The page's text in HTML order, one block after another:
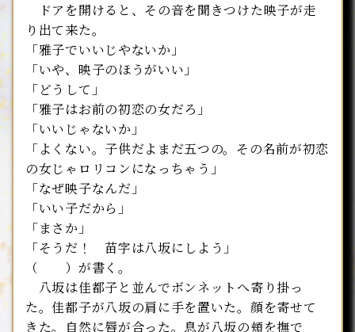
ドアを開けると、その音を聞きつけた映子が走
り出て来た。
「雅子でいいじやないか」
「いや、映子のほうがいい」
「どうして」
「雅子はお前の初恋の女だろ」
「いいじゃないか」
「よくない。子供だよまだ五つの。その名前が初恋
の女じゃロリコンになっちゃう」
「なぜ映子なんだ」
「いい子だから」
「まさか」
「そうだ！ 苗字は八坂にしよう」
（ ）が書く。
八坂は佳都子と並んでボンネットへ寄り掛っ
た。佳都子が八坂の肩に手を置いた。顔を寄せて
きた。自然に唇が合った。息が八坂の頬を撫で